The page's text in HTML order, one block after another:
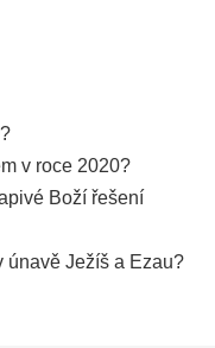
v roce 2020?
Boží řešení
únavě Ježíš a Ezau?